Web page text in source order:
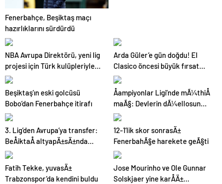
Fenerbahçe, Beşiktaş maçı
hazırlıklarını sürdürdü
NBA Avrupa Direktörü, yeni lig
projesi için Türk kulüpleriyle
ilgilendiklerini açıkladı
Arda Güler’e gün doğdu! El
Clasico öncesi büyük fırsat…
Beşiktaş’ın eski golcüsü
Bobo’dan Fenerbahçe itirafı
Åampiyonlar Ligi’nde mÃ¼thiÅ
maÃ§: Devlerin dÃ¼ellosunda
kazanan Ã§Ä±kmadÄ±
3. Lig’den Avrupa’ya transfer:
BeÅiktaÅ altyapÄ±sÄ±nda
yetiÅti
12-1’lik skor sonrasÄ±
FenerbahÃ§e harekete geÃ§ti
Fatih Tekke, yuvasÄ±
Trabzonspor’da kendini buldu
Jose Mourinho ve Ole Gunnar
Solskjaer yine karÅÄ±